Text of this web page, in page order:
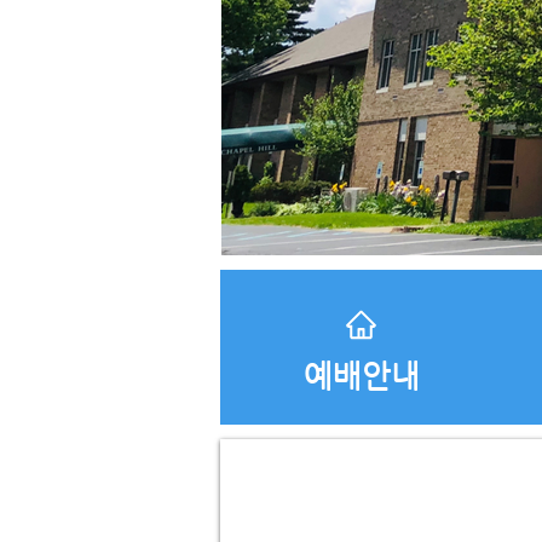
​예배안내